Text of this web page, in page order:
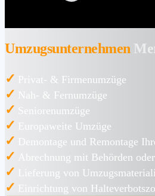
Umzugsunternehmen
✓ Privat- & Firmenumzüge
✓ Nah- & Fernumzüge
✓ Seniorenumzüge
✓ Europaweite Umzüge
✓ Demontage und Remontage
✓ Abrechnung mit Behörden
✓ Lieferung von
✓ Einrichtung von